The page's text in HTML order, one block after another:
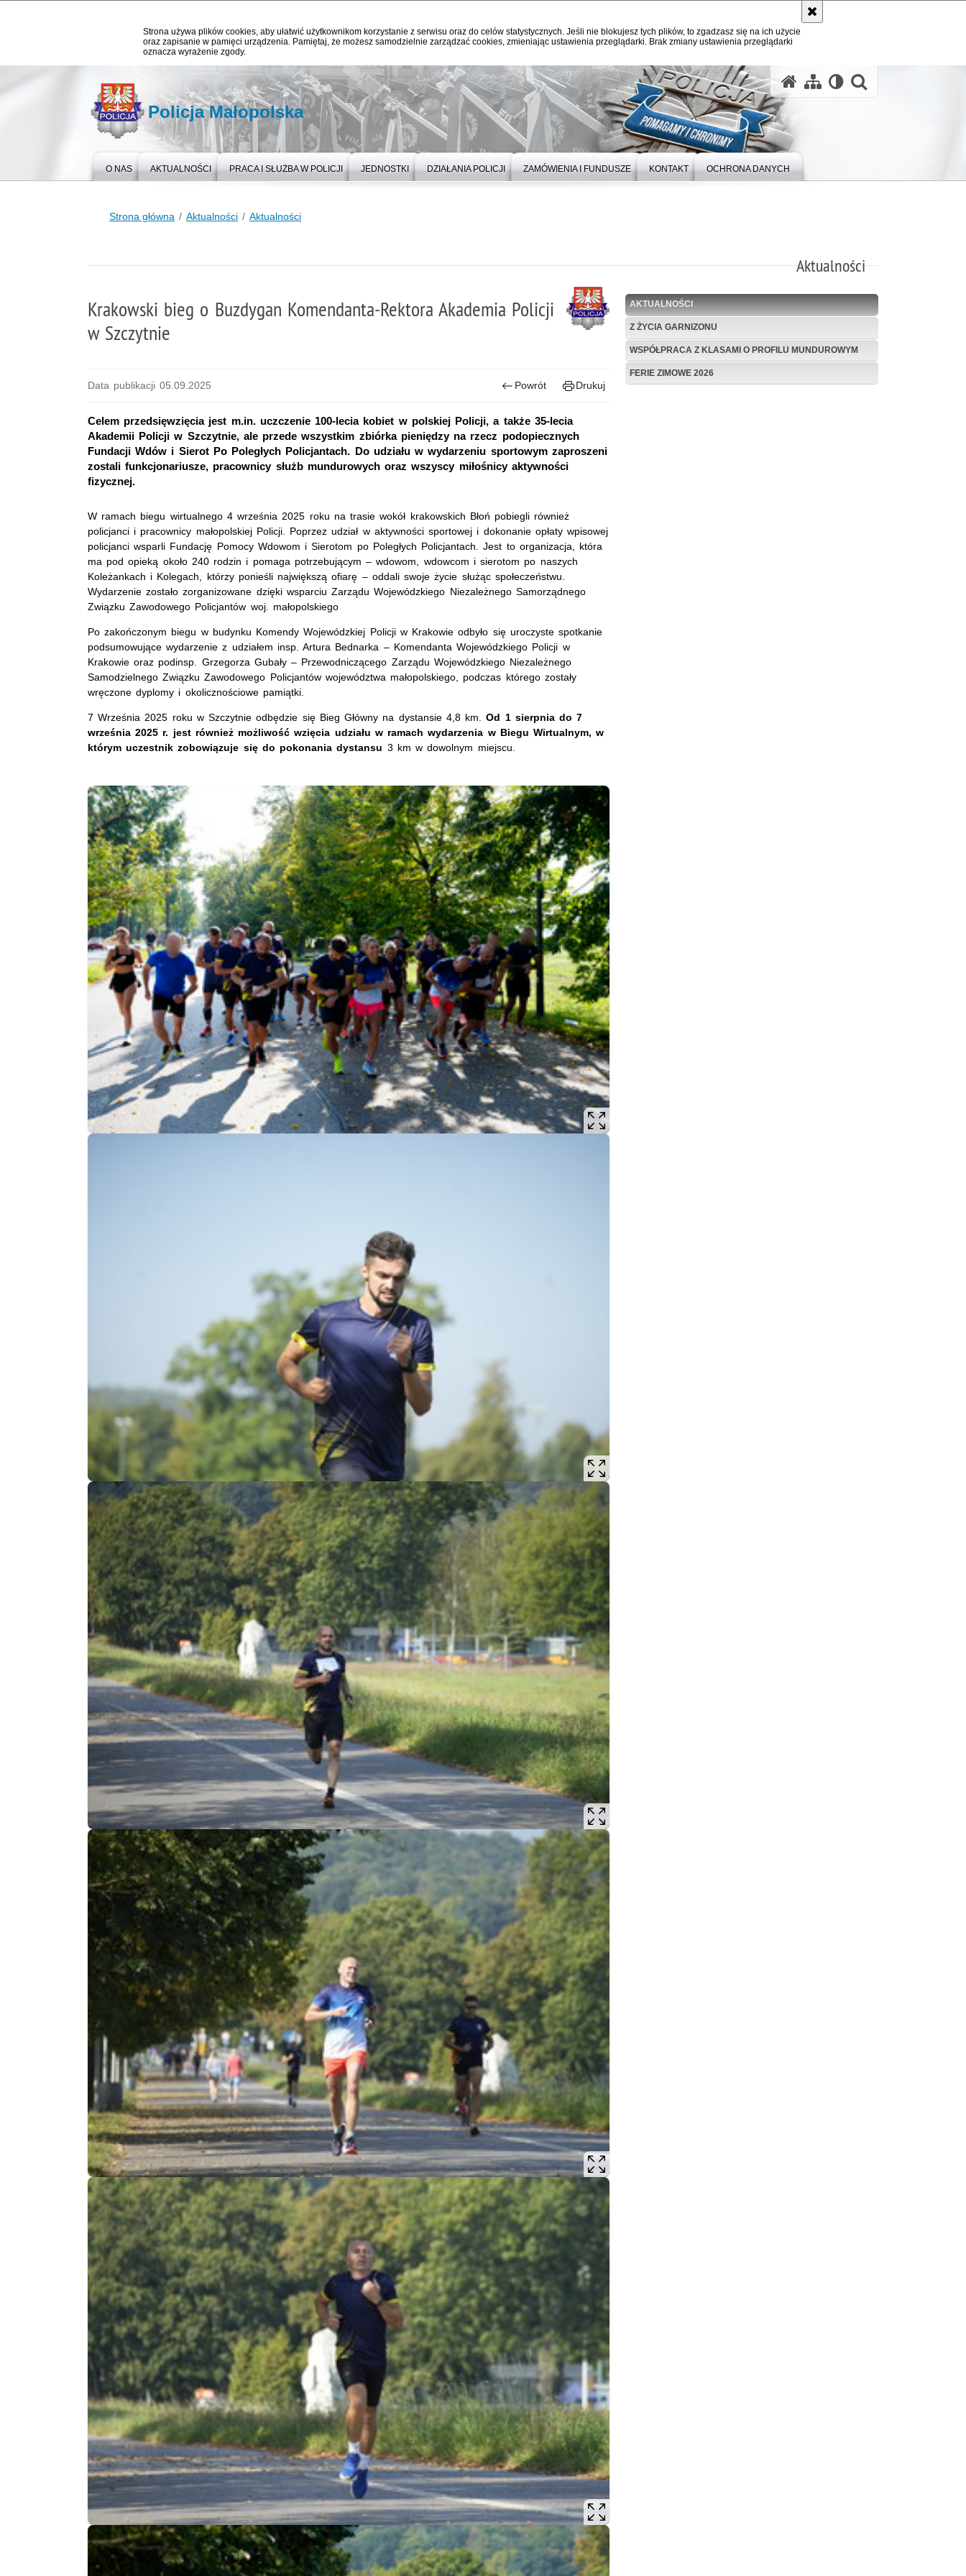
Strona używa plików cookies, aby ułatwić użytkownikom korzystanie z serwisu oraz do celów statystycznych. Jeśli nie blokujesz tych plików, to zgadzasz się na ich użycie
oraz zapisanie w pamięci urządzenia. Pamiętaj, że możesz samodzielnie zarządzać cookies, zmieniając ustawienia przeglądarki. Brak zmiany ustawienia przeglądarki
oznacza wyrażenie zgody.
Policja Małopolska
O NAS AKTUALNOŚCI PRACA I SŁUŻBA W POLICJI JEDNOSTKI DZIAŁANIA POLICJI ZAMÓWIENIA I FUNDUSZE KONTAKT OCHRONA DANYCH
Strona główna Aktualności Aktualności
Aktualności
Krakowski bieg o Buzdygan Komendanta-Rektora Akademia Policji
w Szczytnie
Data publikacji 05.09.2025 Powrót Drukuj
Celem przedsięwzięcia jest m.in. uczczenie 100-lecia kobiet w polskiej Policji, a także 35-lecia
Akademii Policji w Szczytnie, ale przede wszystkim zbiórka pieniędzy na rzecz podopiecznych
Fundacji Wdów i Sierot Po Poległych Policjantach. Do udziału w wydarzeniu sportowym zaproszeni
zostali funkcjonariusze, pracownicy służb mundurowych oraz wszyscy miłośnicy aktywności
fizycznej.
W ramach biegu wirtualnego 4 września 2025 roku na trasie wokół krakowskich Błoń pobiegli również
policjanci i pracownicy małopolskiej Policji. Poprzez udział w aktywności sportowej i dokonanie opłaty wpisowej
policjanci wsparli Fundację Pomocy Wdowom i Sierotom po Poległych Policjantach. Jest to organizacja, która
ma pod opieką około 240 rodzin i pomaga potrzebującym – wdowom, wdowcom i sierotom po naszych
Koleżankach i Kolegach, którzy ponieśli największą ofiarę – oddali swoje życie służąc społeczeństwu.
Wydarzenie zostało zorganizowane dzięki wsparciu Zarządu Wojewódzkiego Niezależnego Samorządnego
Związku Zawodowego Policjantów woj. małopolskiego
Po zakończonym biegu w budynku Komendy Wojewódzkiej Policji w Krakowie odbyło się uroczyste spotkanie
podsumowujące wydarzenie z udziałem insp. Artura Bednarka – Komendanta Wojewódzkiego Policji w
Krakowie oraz podinsp. Grzegorza Gubały – Przewodniczącego Zarządu Wojewódzkiego Niezależnego
Samodzielnego Związku Zawodowego Policjantów województwa małopolskiego, podczas którego zostały
wręczone dyplomy i okolicznościowe pamiątki.
7 Września 2025 roku w Szczytnie odbędzie się Bieg Główny na dystansie 4,8 km.Od 1 sierpnia do 7
września 2025 r. jest również możliwość wzięcia udziału w ramach wydarzenia w Biegu Wirtualnym, w
którym uczestnik zobowiązuje się do pokonania dystansu 3 km w dowolnym miejscu.
AKTUALNOŚCI
Z ŻYCIA GARNIZONU
WSPÓŁPRACA Z KLASAMI O PROFILU MUNDUROWYM
FERIE ZIMOWE 2026